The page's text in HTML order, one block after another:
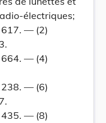
électriques;
617. — (2)
664. — (4)
238. — (6)
435. — (8)